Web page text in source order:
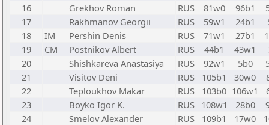
16
Grekhov Roman RUS 81w0 96b1
17
Rakhmanov Georgii RUS 59w1 24b1
18
IM Pershin Denis RUS 71w1 27b1
19
CM Postnikov Albert RUS 44b1 43w1
20
Shishkareva Anastasiya RUS 92w1 5b0
21
Visitov Deni RUS 105b1 30w0
22
Teploukhov Makar RUS 103b0 106w1
23
Boyko Igor K. RUS 108w1 28b0
24
Smelov Alexander RUS 109b1 17w0